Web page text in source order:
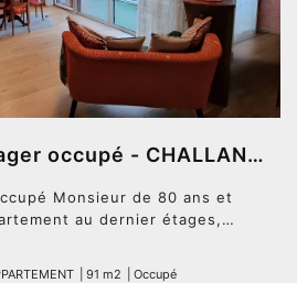
Franck Cesari au 02 52 41
Appartement viager occupé - CHALLANS (85)
Monsieur de 80 ans et
au dernier étages,
entrée avec placard, une pièce
91 m2 Occupé